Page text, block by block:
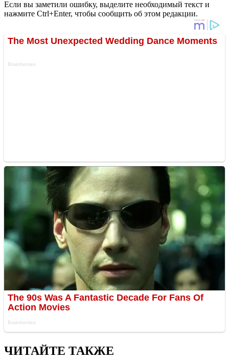
Если вы заметили ошибку, выделите необходимый текст и
нажмите Ctrl+Enter, чтобы сообщить об этом редакции.
ЧИТАЙТЕ ТАКЖЕ